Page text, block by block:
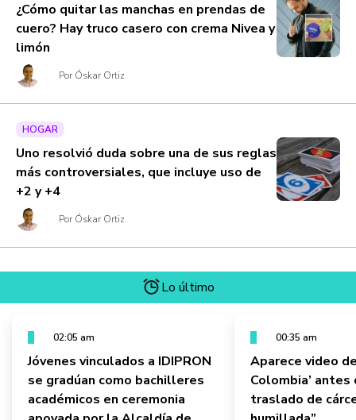
¿Cómo quitar las manchas en prendas de
cuero? Hay truco casero con crema Nivea y
limón
Por Óskar Ortiz
HOGAR
Uno resolvió duda sobre una de sus reglas
más controversiales, que incluye uso de
+2 y +4
Por Óskar Ortiz
Lo último
02:05 am
Jóvenes vinculados a IDIPRON
se gradúan como bachilleres
académicos en ceremonia
00:35 am
Aparece video de
Colombia’ antes
traslado de